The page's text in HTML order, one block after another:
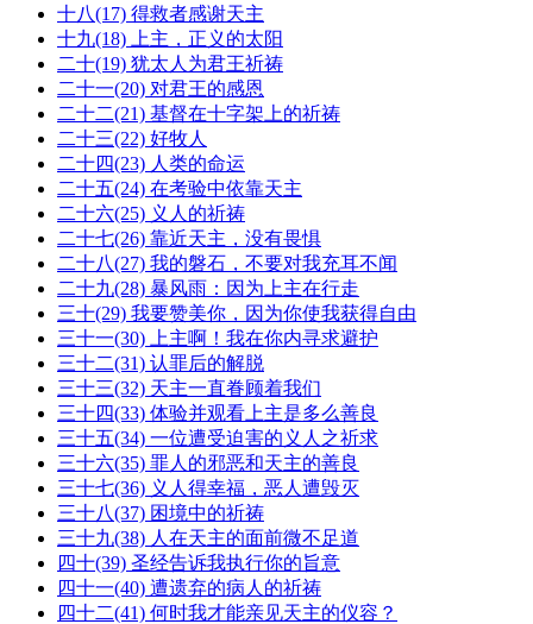
十八(17) 得救者感谢天主
十九(18) 上主，正义的太阳
二十(19) 犹太人为君王祈祷
二十一(20) 对君王的感恩
二十二(21) 基督在十字架上的祈祷
二十三(22) 好牧人
二十四(23) 人类的命运
二十五(24) 在考验中依靠天主
二十六(25) 义人的祈祷
二十七(26) 靠近天主，没有畏惧
二十八(27) 我的磐石，不要对我充耳不闻
二十九(28) 暴风雨：因为上主在行走
三十(29) 我要赞美你，因为你使我获得自由
三十一(30) 上主啊！我在你内寻求避护
三十二(31) 认罪后的解脱
三十三(32) 天主一直眷顾着我们
三十四(33) 体验并观看上主是多么善良
三十五(34) 一位遭受迫害的义人之祈求
三十六(35) 罪人的邪恶和天主的善良
三十七(36) 义人得幸福，恶人遭毁灭
三十八(37) 困境中的祈祷
三十九(38) 人在天主的面前微不足道
四十(39) 圣经告诉我执行你的旨意
四十一(40) 遭遗弃的病人的祈祷
四十二(41) 何时我才能亲见天主的仪容？